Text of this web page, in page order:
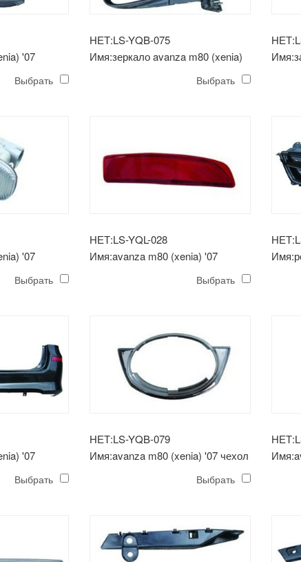
'07
Выбрать
НЕТ:LS-YQB-075
Имя:зеркало avanza m80 (xenia)
Выбрать
'07
Выбрать
НЕТ:LS-YQL-028
Имя:avanza m80 (xenia) '07
Выбрать
'07
Выбрать
НЕТ:LS-YQB-079
Имя:avanza m80 (xenia) '07 чехол
Выбрать